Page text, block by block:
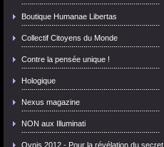
Boutique Humanae Libertas
Collectif Citoyens du Monde
Contre la pensée unique !
Hologique
Nexus magazine
NON aux Illuminati
Ovnis 2012 - Pour la révélation du secret